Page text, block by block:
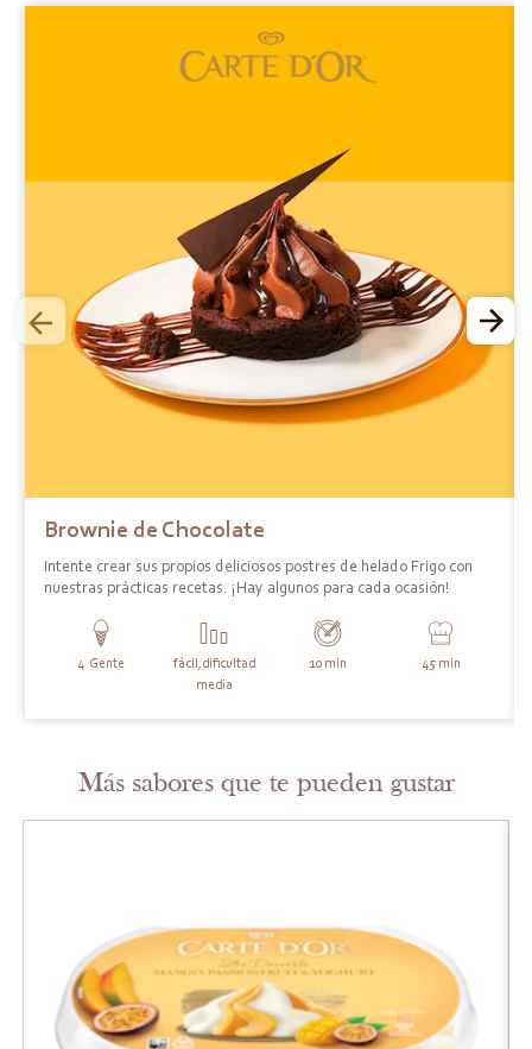
prev next
Brownie de Chocolate
Intente crear sus propios deliciosos postres de helado Frigo con
nuestras prácticas recetas. ¡Hay algunos para cada ocasión!
Servings
4 Gente Difficulty
fácil,dificultad
media
PreparationTime
10 min CookingTime
45 min
Más sabores que te pueden gustar